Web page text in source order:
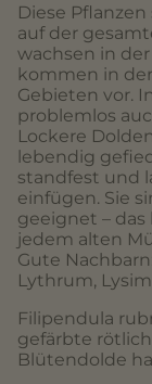
Diese
auf der
wachsen in
kommen in
Gebieten vor.
problemlos
Lockere
lebendig
standfest und
einfügen. Sie
geeignet –
jedem alten
Gute
Lythrum,
Filipendula
gefärbte
Blütendolde